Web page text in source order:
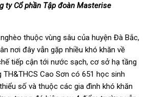
ty Cổ phần Tập đoàn Masterise
thuộc vùng sâu của huyện Đà Bắc,
nơi đây vẫn gặp nhiều khó khăn về
tiếp cận tới nước sạch, cơ sở hạ tầng
Cao Sơn có 651 học sinh
số và thuộc các gia đình khó khăn